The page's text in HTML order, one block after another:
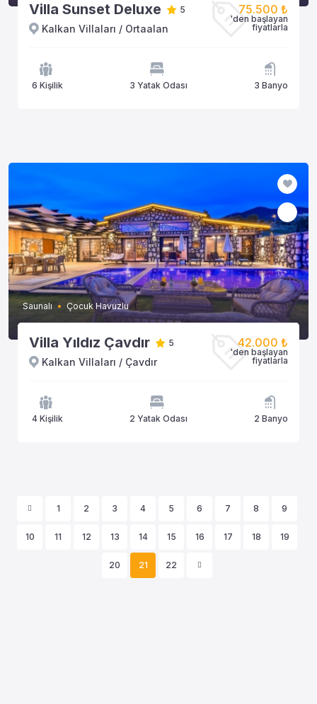
Villa Sunset Deluxe 5
Kalkan Villaları / Ortaalan
75.500 ₺
'den başlayan
fiyatlarla
6 Kişilik 3 Yatak Odası 3 Banyo
Saunalı Çocuk Havuzlu
Villa Yıldız Çavdır 5
Kalkan Villaları / Çavdır
42.000 ₺
'den başlayan
fiyatlarla
4 Kişilik 2 Yatak Odası 2 Banyo
1 2 3 4 5 6 7 8 9
10 11 12 13 14 15 16 17 18 19
20 21 22